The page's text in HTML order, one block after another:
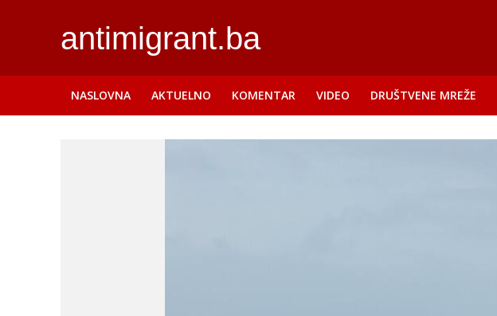
antimigrant.ba
NASLOVNA AKTUELNO KOMENTAR VIDEO DRUŠTVENE MREŽE